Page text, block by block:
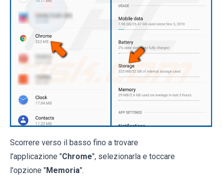
Scorrere verso il basso fino a trovare
l'applicazione "Chrome", selezionarla e toccare
l'opzione "Memoria".